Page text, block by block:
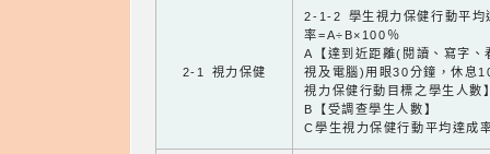
2-1 視力保健
2-1-2 學生視力保健行動平均
率=A÷B×100％
A【達到近距離(閱讀、寫字、
視及電腦)用眼30分鐘，休息
視力保健行動目標之學生人數
B【受調查學生人數】
C學生視力保健行動平均達成